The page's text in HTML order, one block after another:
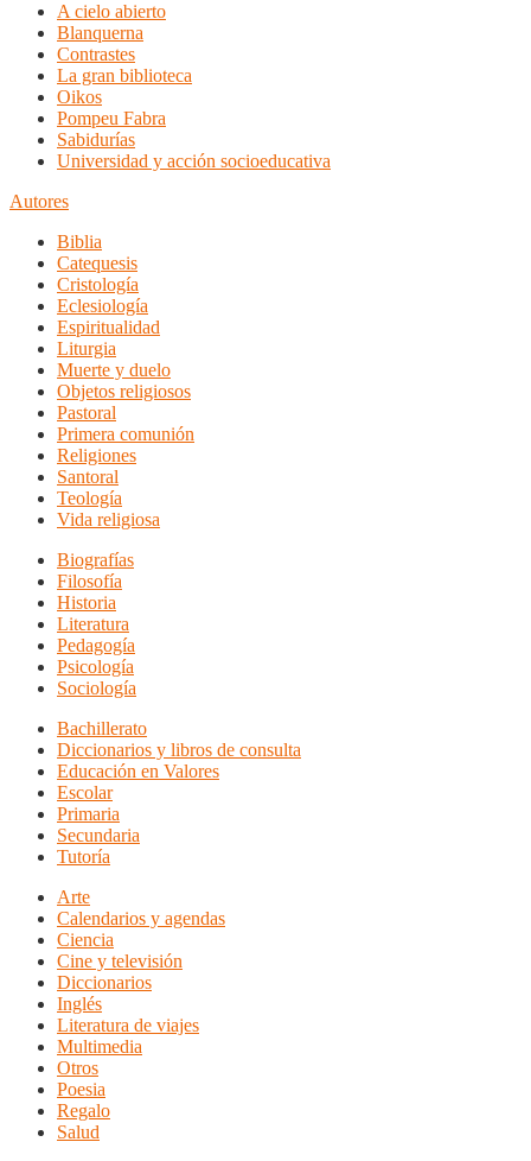
A cielo abierto
Blanquerna
Contrastes
La gran biblioteca
Oikos
Pompeu Fabra
Sabidurías
Universidad y acción socioeducativa
Autores
Biblia
Catequesis
Cristología
Eclesiología
Espiritualidad
Liturgia
Muerte y duelo
Objetos religiosos
Pastoral
Primera comunión
Religiones
Santoral
Teología
Vida religiosa
Biografías
Filosofía
Historia
Literatura
Pedagogía
Psicología
Sociología
Bachillerato
Diccionarios y libros de consulta
Educación en Valores
Escolar
Primaria
Secundaria
Tutoría
Arte
Calendarios y agendas
Ciencia
Cine y televisión
Diccionarios
Inglés
Literatura de viajes
Multimedia
Otros
Poesia
Regalo
Salud